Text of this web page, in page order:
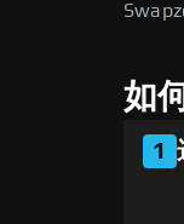
如
1